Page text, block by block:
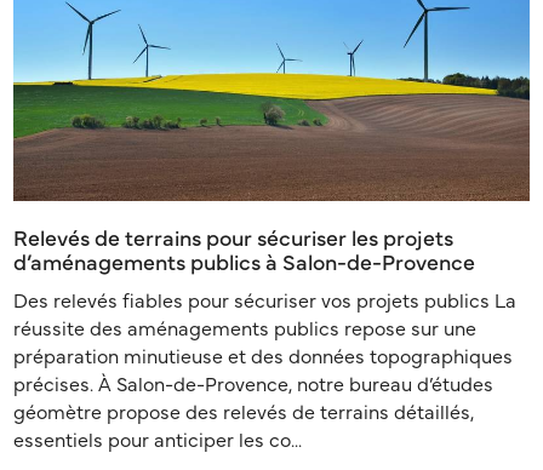
Relevés de terrains pour sécuriser les projets
d’aménagements publics à Salon-de-Provence
Des relevés fiables pour sécuriser vos projets publics La
réussite des aménagements publics repose sur une
préparation minutieuse et des données topographiques
précises. À Salon-de-Provence, notre bureau d’études
géomètre propose des relevés de terrains détaillés,
essentiels pour anticiper les co...